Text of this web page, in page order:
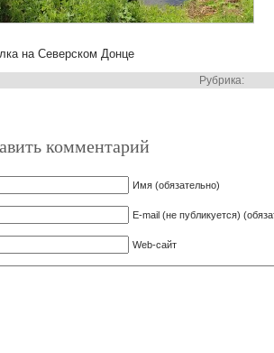
на Северском Донце
Рубрика:
комментарий
Имя (обязательно)
E-mail (не публикуется)
Web-сайт